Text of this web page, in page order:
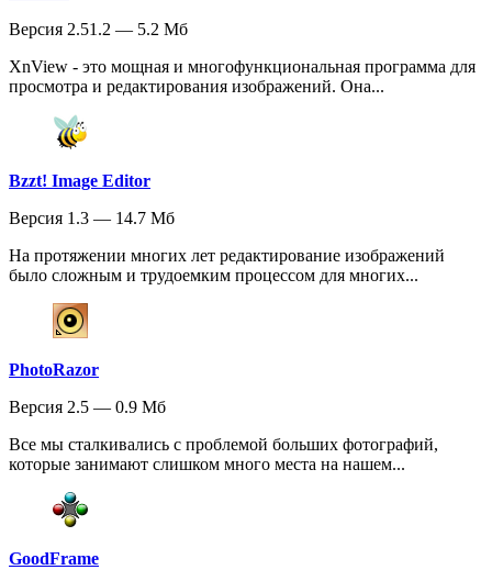
Версия 2.51.2 — 5.2 Мб
XnView - это мощная и многофункциональная программа для
просмотра и редактирования изображений. Она...
Bzzt! Image Editor
Версия 1.3 — 14.7 Мб
На протяжении многих лет редактирование изображений
было сложным и трудоемким процессом для многих...
PhotoRazor
Версия 2.5 — 0.9 Мб
Все мы сталкивались с проблемой больших фотографий,
которые занимают слишком много места на нашем...
GoodFrame